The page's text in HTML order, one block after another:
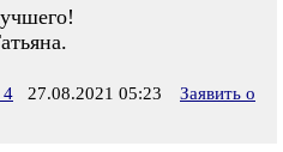
4 27.08.2021 05:23
Заявить о